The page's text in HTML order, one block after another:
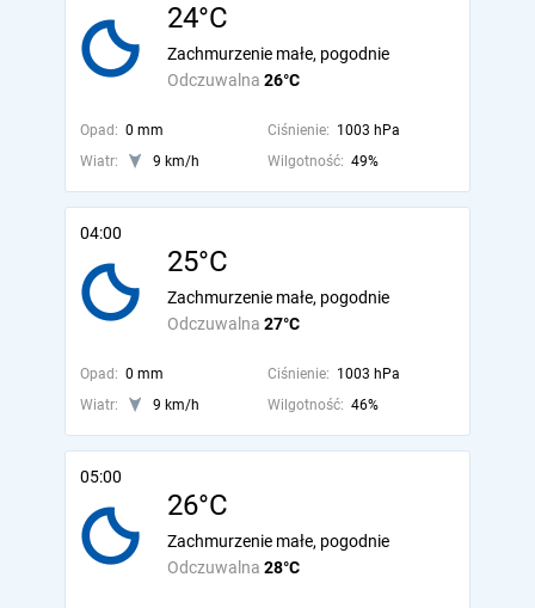
24°C
Odczuwalna 26°C
Zachmurzenie małe, pogodnie
Opad: 0 mm Ciśnienie: 1003 hPa
Wiatr:
9 km/h Wilgotność: 49%
04:00
25°C
Odczuwalna 27°C
Zachmurzenie małe, pogodnie
Opad: 0 mm Ciśnienie: 1003 hPa
Wiatr:
9 km/h Wilgotność: 46%
05:00
26°C
Odczuwalna 28°C
Zachmurzenie małe, pogodnie